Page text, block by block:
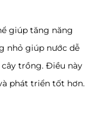
giúp tăng năng
nhỏ giúp nước dễ
trồng. Điều này
phát triển tốt hơn.